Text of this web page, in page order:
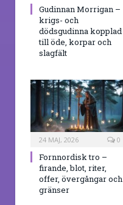
Gudinnan Morrigan –
krigs- och
dödsgudinna kopplad
till öde, korpar och
slagfält
24 MAJ, 2026 0
Fornnordisk tro –
firande, blot, riter,
offer, övergångar och
gränser